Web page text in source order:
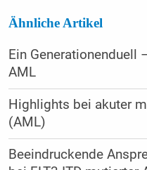
Ähnliche Artikel
Ein Generationenduell
AML
Highlights bei akuter
(AML)
Beeindruckende